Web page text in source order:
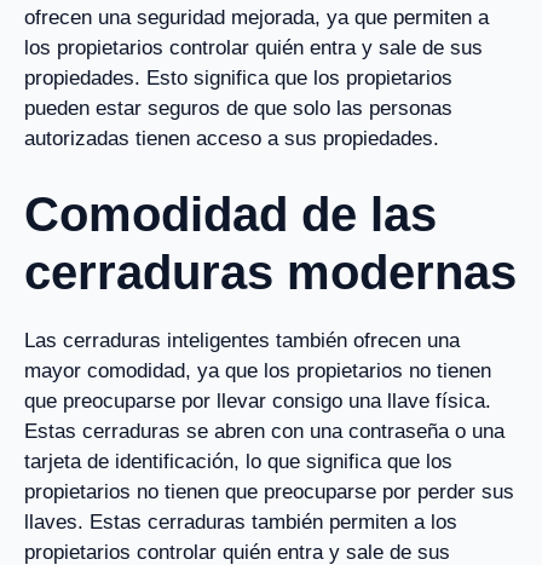
ofrecen una seguridad mejorada, ya que permiten a
los propietarios controlar quién entra y sale de sus
propiedades. Esto significa que los propietarios
pueden estar seguros de que solo las personas
autorizadas tienen acceso a sus propiedades.
Comodidad de las
cerraduras modernas
Las cerraduras inteligentes también ofrecen una
mayor comodidad, ya que los propietarios no tienen
que preocuparse por llevar consigo una llave física.
Estas cerraduras se abren con una contraseña o una
tarjeta de identificación, lo que significa que los
propietarios no tienen que preocuparse por perder sus
llaves. Estas cerraduras también permiten a los
propietarios controlar quién entra y sale de sus